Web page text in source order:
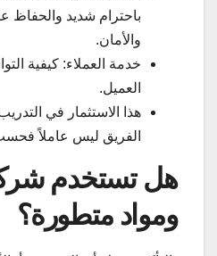
باحترام شديد والحفاظ
والأمان.
خدمة العملاء: كيفية
العميل.
هذا الاستثمار في
الفريق ليس عاملاً
هل تستخدم
ومواد متطورة؟